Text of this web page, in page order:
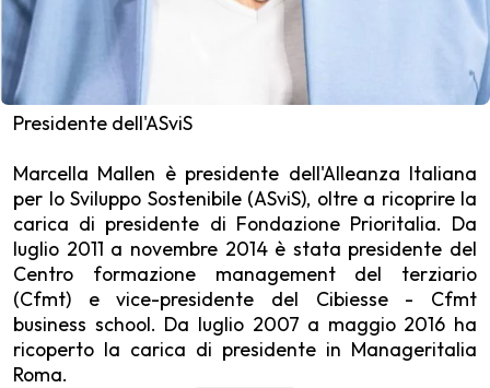
Presidente dell'ASviS
Marcella Mallen è presidente dell'Alleanza Italiana
per lo Sviluppo Sostenibile (ASviS), oltre a ricoprire la
carica di presidente di Fondazione Prioritalia. Da
luglio 2011 a novembre 2014 è stata presidente del
Centro formazione management del terziario
(Cfmt) e vice-presidente del Cibiesse - Cfmt
business school. Da luglio 2007 a maggio 2016 ha
ricoperto la carica di presidente in Manageritalia
Roma.